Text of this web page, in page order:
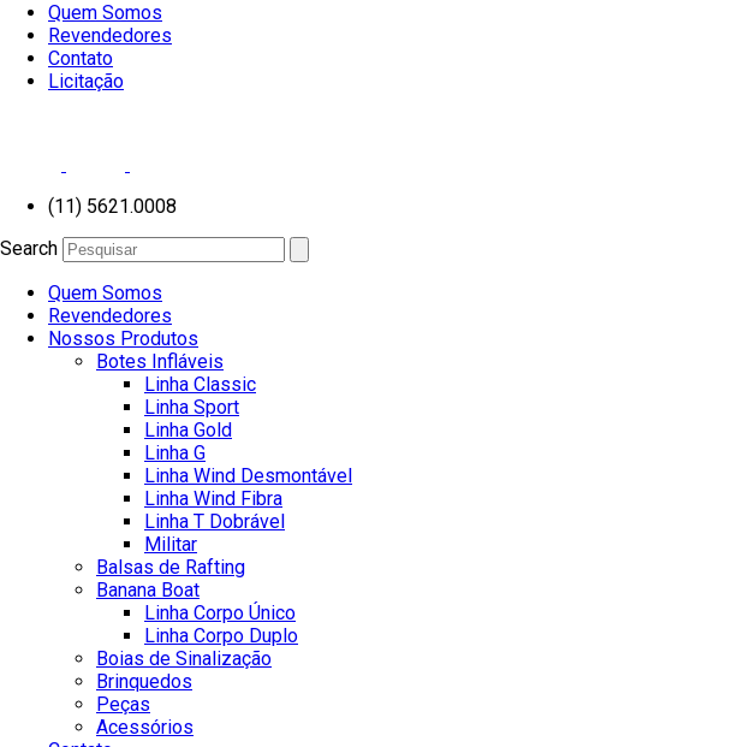
Quem Somos
Revendedores
Contato
Licitação
(11) 5621.0008
Search
Quem Somos
Revendedores
Nossos Produtos
Botes Infláveis
Linha Classic
Linha Sport
Linha Gold
Linha G
Linha Wind Desmontável
Linha Wind Fibra
Linha T Dobrável
Militar
Balsas de Rafting
Banana Boat
Linha Corpo Único
Linha Corpo Duplo
Boias de Sinalização
Brinquedos
Peças
Acessórios